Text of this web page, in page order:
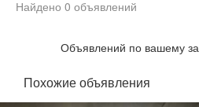
Найдено 0 объявлений
Объявлений по вашему
Похожие объявления